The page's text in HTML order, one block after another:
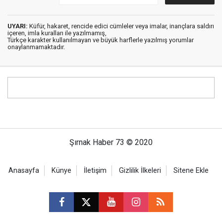
UYARI: Küfür, hakaret, rencide edici cümleler veya imalar, inançlara saldırı
içeren, imla kuralları ile yazılmamış,
Türkçe karakter kullanılmayan ve büyük harflerle yazılmış yorumlar
onaylanmamaktadır.
Şırnak Haber 73 © 2020
Anasayfa Künye İletişim Gizlilik İlkeleri Sitene Ekle